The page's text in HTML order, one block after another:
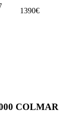
1390€
COLMAR